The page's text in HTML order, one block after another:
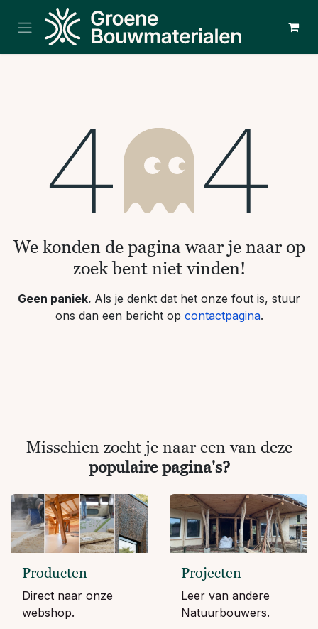
Overslaan naar inhoud
Fout 404
We konden de pagina waar je naar op
zoek bent niet vinden!
Geen paniek. Als je denkt dat het onze fout is, stuur
ons dan een bericht op contactpagina.
Misschien zocht je naar een van deze
populaire pagina's?
Producten
Direct naar onze
webshop.
Projecten
Leer van andere
Natuurbouwers.